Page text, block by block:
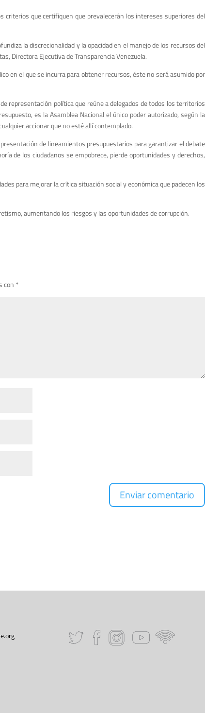
criterios que certifiquen que prevalecerán los intereses superiores del
la discrecionalidad y la opacidad en el manejo de los recursos del
Directora Ejecutiva de Transparencia Venezuela.
en el que se incurra para obtener recursos, éste no será asumido por
representación política que reúne a delegados de todos los territorios
es la Asamblea Nacional el único poder autorizado, según la
accionar que no esté allí contemplado.
de lineamientos presupuestarios para garantizar el debate
de los ciudadanos se empobrece, pierde oportunidades y derechos,
para mejorar la crítica situación social y económica que padecen los
aumentando los riesgos y las oportunidades de corrupción.
con *